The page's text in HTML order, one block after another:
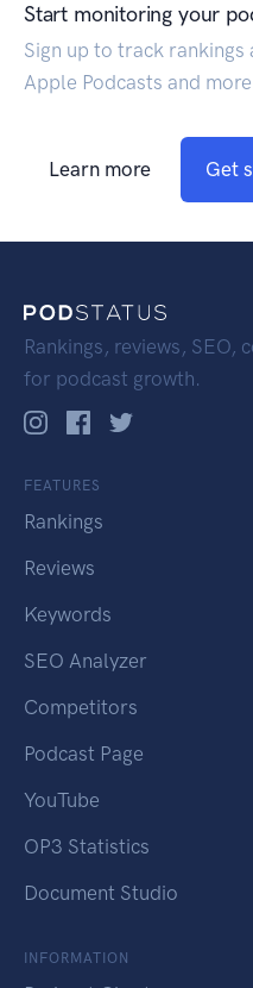
Start monitoring your
Sign up to track rankings
Apple Podcasts and
Learn more Get
Rankings, reviews, SEO,
for podcast growth.
FEATURES
Rankings
Reviews
Keywords
SEO Analyzer
Competitors
Podcast Page
YouTube
OP3 Statistics
Document Studio
INFORMATION